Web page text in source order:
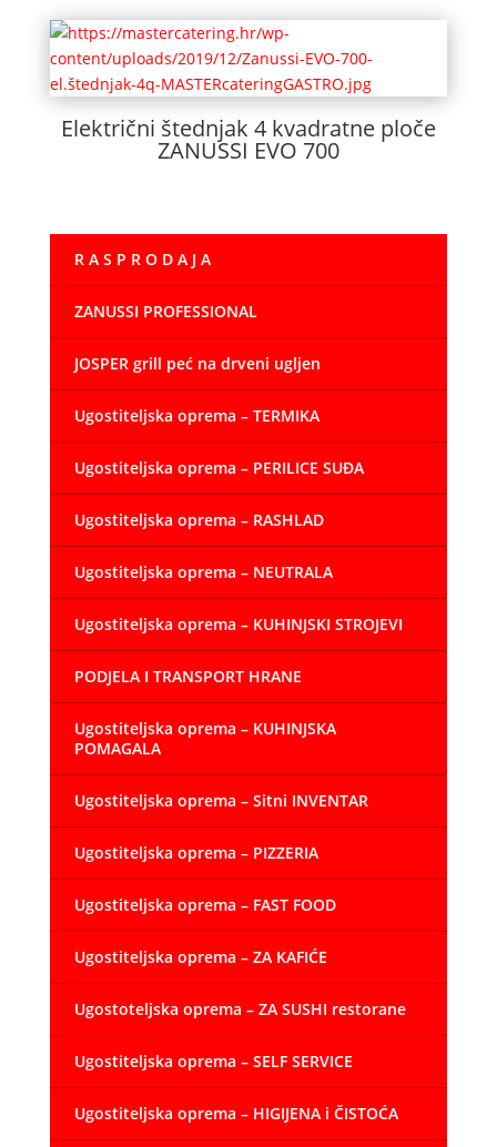
Električni štednjak 4 kvadratne ploče
ZANUSSI EVO 700
R A S P R O D A J A
ZANUSSI PROFESSIONAL
JOSPER grill peć na drveni ugljen
Ugostiteljska oprema – TERMIKA
Ugostiteljska oprema – PERILICE SUĐA
Ugostiteljska oprema – RASHLAD
Ugostiteljska oprema – NEUTRALA
Ugostiteljska oprema – KUHINJSKI STROJEVI
PODJELA I TRANSPORT HRANE
Ugostiteljska oprema – KUHINJSKA
POMAGALA
Ugostiteljska oprema – Sitni INVENTAR
Ugostiteljska oprema – PIZZERIA
Ugostiteljska oprema – FAST FOOD
Ugostiteljska oprema – ZA KAFIĆE
Ugostoteljska oprema – ZA SUSHI restorane
Ugostiteljska oprema – SELF SERVICE
Ugostiteljska oprema – HIGIJENA i ČISTOĆA